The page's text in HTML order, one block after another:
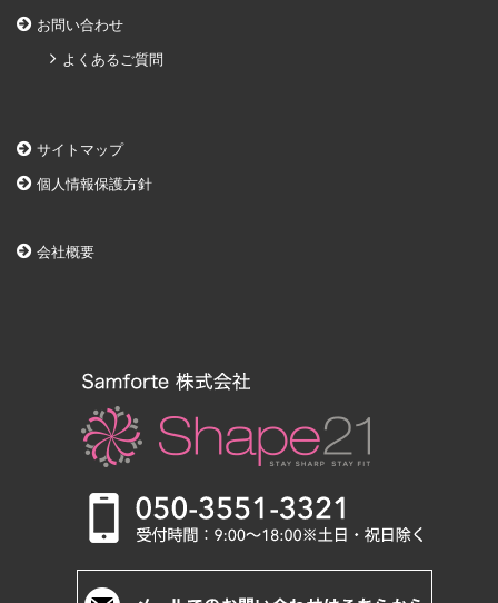
お問い合わせ
よくあるご質問
サイトマップ
個人情報保護方針
会社概要